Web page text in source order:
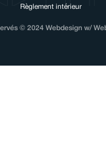
Règlement intérieur
© 2024 Webdesign w/